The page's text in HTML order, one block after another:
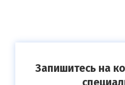
Запишитесь на